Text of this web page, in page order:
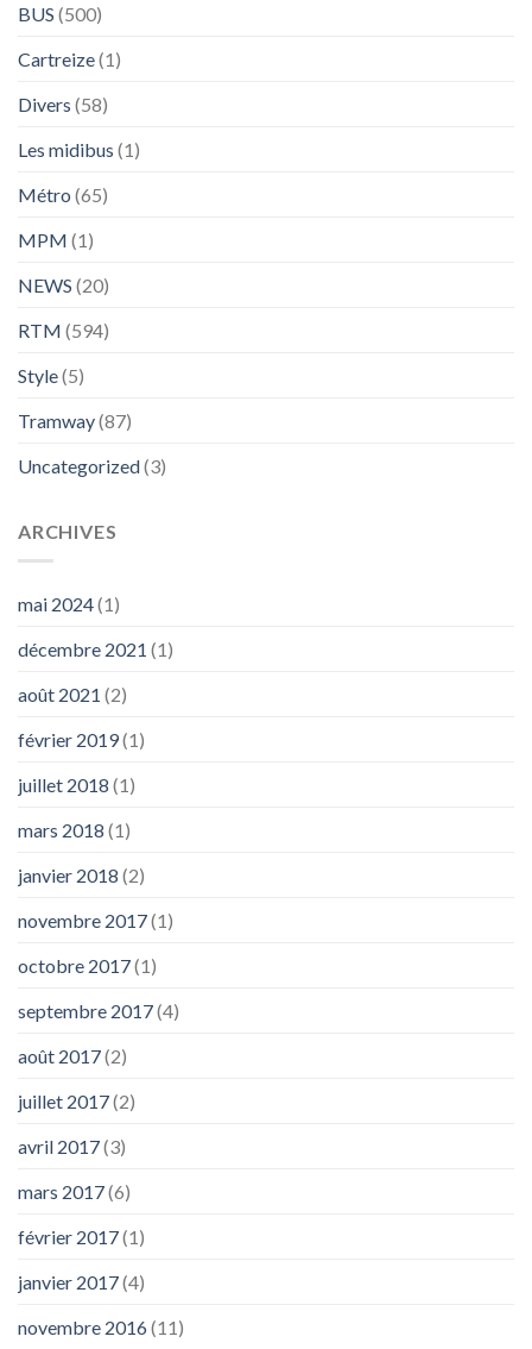
BUS (500)
Cartreize(1)
Divers (58)
Les midibus (1)
Métro (65)
MPM (1)
NEWS (20)
RTM (594)
Style(5)
Tramway(87)
Uncategorized(3)
ARCHIVES
mai 2024(1)
décembre 2021 (1)
août 2021 (2)
février 2019(1)
juillet 2018 (1)
mars 2018 (1)
janvier 2018 (2)
novembre 2017(1)
octobre 2017(1)
septembre 2017(4)
août 2017(2)
juillet 2017(2)
avril 2017(3)
mars 2017(6)
février 2017(1)
janvier 2017(4)
novembre 2016(11)